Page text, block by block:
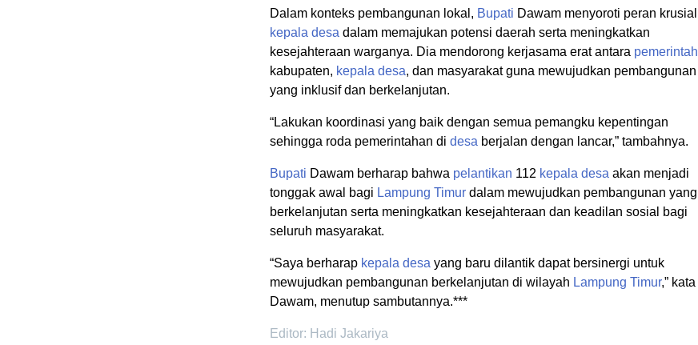
Dalam konteks pembangunan lokal, Bupati Dawam menyoroti peran krusial
kepala desa dalam memajukan potensi daerah serta meningkatkan
kesejahteraan warganya. Dia mendorong kerjasama erat antara pemerintah
kabupaten, kepala desa, dan masyarakat guna mewujudkan pembangunan
yang inklusif dan berkelanjutan.
“Lakukan koordinasi yang baik dengan semua pemangku kepentingan
sehingga roda pemerintahan di desa berjalan dengan lancar,” tambahnya.
Bupati Dawam berharap bahwa pelantikan 112 kepala desa akan menjadi
tonggak awal bagi Lampung Timur dalam mewujudkan pembangunan yang
berkelanjutan serta meningkatkan kesejahteraan dan keadilan sosial bagi
seluruh masyarakat.
“Saya berharap kepala desa yang baru dilantik dapat bersinergi untuk
mewujudkan pembangunan berkelanjutan di wilayah Lampung Timur,” kata
Dawam, menutup sambutannya.***
Editor: Hadi Jakariya